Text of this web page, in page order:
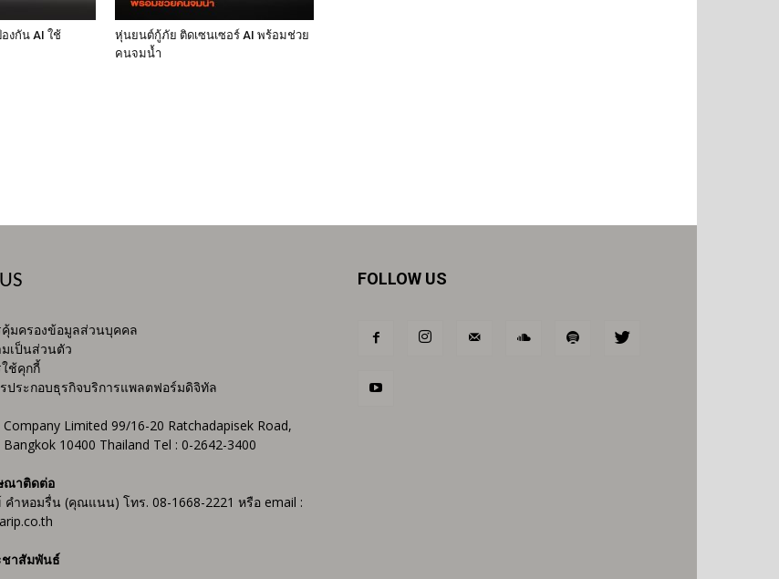
งกัน AI ใช้
หุ่นยนต์กู้ภัย ติดเซนเซอร์ AI พร้อมช่วย
คนจมน้ำ
มครองข้อมูลส่วนบุคคล
เป็นส่วนตัว
ช้คุกกี้
ประกอบธุรกิจบริการแพลตฟอร์มดิจิทัล
Company Limited 99/16-20 Ratchadapisek Road,
10400 Thailand Tel : 0-2642-3400
ณาติดต่อ
ำหอมรื่น (คุณแนน) โทร. 08-1668-2221 หรือ email :
ชาสัมพันธ์
FOLLOW US